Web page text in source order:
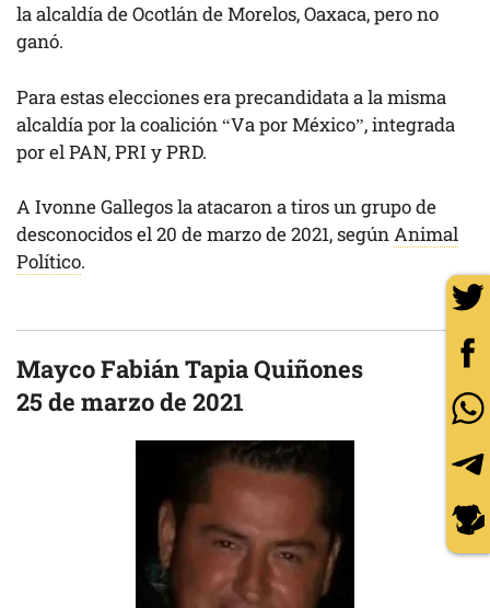
la alcaldía de Ocotlán de Morelos, Oaxaca, pero no
ganó.
Para estas elecciones era precandidata a la misma
alcaldía por la coalición “Va por México”, integrada
por el PAN, PRI y PRD.
A Ivonne Gallegos la atacaron a tiros un grupo de
desconocidos el 20 de marzo de 2021, segúnAnimal
Político.
Mayco Fabián Tapia Quiñones
25 de marzo de 2021